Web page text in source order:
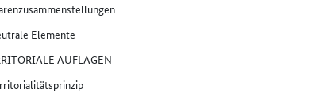
Elemente
AUFLAGEN